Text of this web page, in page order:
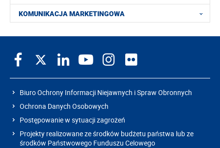
KOMUNIKACJA MARKETINGOWA
Biuro Ochrony Informacji Niejawnych i Spraw Obronnych
Ochrona Danych Osobowych
Postępowanie w sytuacji zagrożeń
Projekty realizowane ze środków budżetu państwa lub ze
środków Państwowego Funduszu Celowego